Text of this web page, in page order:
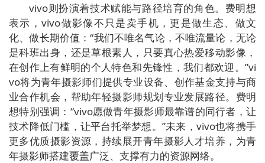
vivo则扮演着技术赋能与路径培育的角色。费明想
表示，vivo做影像不只是卖手机，更是做生态、做文
化、做长期价值：“我们不唯名气论，不唯流量论，无论
是科班出身，还是草根素人，只要真心热爱移动影像，
在创作上有鲜明的个人特色和先锋性，我们都欢迎。”vi
vo将为青年摄影师们提供专业设备、创作基金支持与商
业合作机会，帮助年轻摄影师规划专业发展路径。费明
想特别强调：“vivo愿做青年摄影师最靠谱的同行者，让
技术降低门槛，让平台托举梦想。”未来，vivo也将携手
更多优质摄影资源，持续展开青年摄影人才培养，为青
年摄影师搭建覆盖广泛、支撑有力的资源网络。